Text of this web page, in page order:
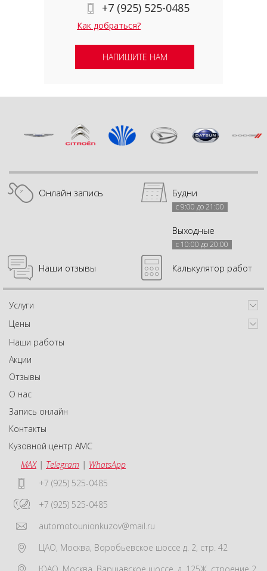
+7 (925) 525-0485
Как добраться?
НАПИШИТЕ НАМ
Онлайн запись Будни
с 9:00 до 21:00
Выходные
с 10:00 до 20:00
Наши отзывы Калькулятор работ
Услуги
Цены
Наши работы
Акции
Отзывы
О нас
Запись онлайн
Контакты
Кузовной центр АМС
MAX| Telegram | WhatsApp
+7 (925) 525-0485
+7 (925) 525-0485
automotounionkuzov@mail.ru
ЦАО, Москва, Воробьевское шоссе д. 2, стр. 42